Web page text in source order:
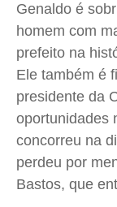
Genaldo é
homem com
prefeito na
Ele também é
presidente da
oportunidades
concorreu na
perdeu por
Bastos, que